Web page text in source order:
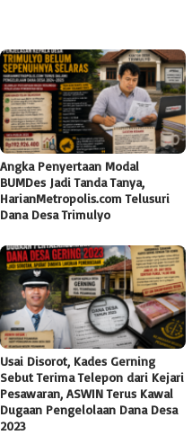
Angka Penyertaan Modal
BUMDes Jadi Tanda Tanya,
HarianMetropolis.com Telusuri
Dana Desa Trimulyo
Usai Disorot, Kades Gerning
Sebut Terima Telepon dari Kejari
Pesawaran, ASWIN Terus Kawal
Dugaan Pengelolaan Dana Desa
2023